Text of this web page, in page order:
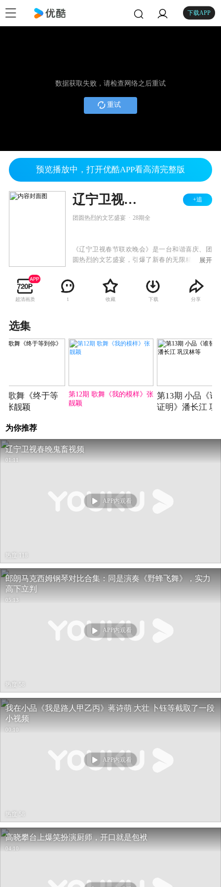
下载APP
数据获取失败，请检查网络之后重试
重试
预览播放中，打开优酷APP看高清完整版
辽宁卫视春节联欢晚会 2016 +追
团圆热烈的文艺盛宴 28期全
《辽宁卫视春节联欢晚会》是一台和谐喜庆、团
圆热烈的文艺盛宴，引爆了新春的无限精彩。艺
把春节的祝福送到了千家万户。“腊月二十九看辽
视春晚，大年三十儿看央视春晚”，已成为全国许
多观众根深蒂固的收视习惯。
展开
超清画质 1 收藏 下载 分享
选集
歌舞《终于等
张靓颖
第12期 歌舞《我的模样》张
靓颖
第13期 小品《谁
证明》潘长江 巩
为你推荐
辽宁卫视春晚鬼畜视频
01:11
APP内观看
热度 118
郎朗马克西姆钢琴对比合集：同是演奏《野蜂飞舞》，实力
高下立判
05:13
APP内观看
热度 58
我在小品《我是路人甲乙丙》蒋诗萌 大壮 卜钰等截取了一段
小视频
00:10
APP内观看
热度 58
高晓攀台上爆笑扮演厨师，开口就是包袱
04:10